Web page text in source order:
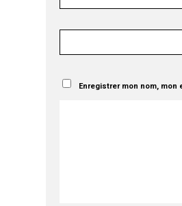
Enregistrer mon nom,